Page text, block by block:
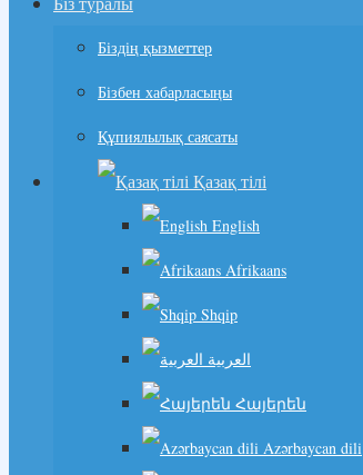
Біздің қызметтер
Бізбен хабарласыңы
Құпиялылық саясаты
Қазақ тілі
English
Afrikaans
Shqip
العربية
Հայերեն
Azərbaycan dili